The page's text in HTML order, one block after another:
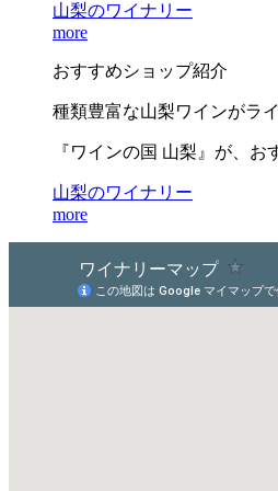
山梨のワイナリー
more
おすすめショップ紹介
種類豊富な山梨ワインがラ
『ワインの国 山梨』が、
山梨のワイナリー
more